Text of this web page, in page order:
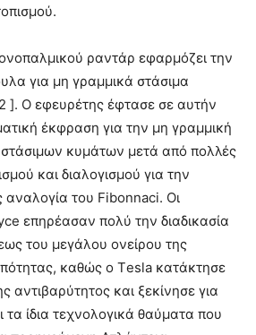
ραντάρ εφαρμόζει την
για μη γραμμικά στάσιμα
]. Ο εφευρέτης έφτασε σε αυτήν
έκφραση για την μη γραμμική
κυμάτων μετά από πολλές
και διαλογισμού για την
αναλογία του Fibonnaci. Οι
επηρέασαν πολύ την διαδικασία
του μεγάλου ονείρου της
καθώς ο Τesla κατάκτησε
αντιβαρύτητος και ξεκίνησε για
τα ίδια τεχνολογικά θαύματα που